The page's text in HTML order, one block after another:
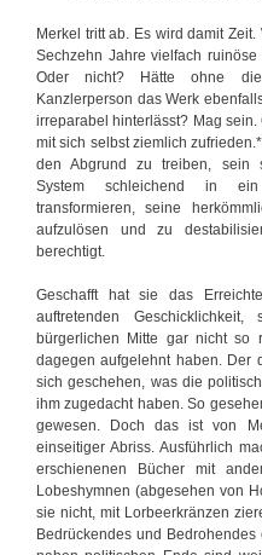
S
ö
d
e
r
Merkel tritt ab. Es wird damit
Sechzehn Jahre vielfach
Oder nicht? Hätte ohne
Kanzlerperson das Werk
irreparabel hinterlässt? Mag
mit sich selbst ziemlich zufrieden.*
den Abgrund zu treiben, sein
System schleichend in ein
transformieren, seine
aufzulösen und zu
berechtigt.
Geschafft hat sie das
auftretenden
bürgerlichen Mitte gar nicht so
dagegen aufgelehnt haben. Der
sich geschehen, was die
ihm zugedacht haben. So
gewesen. Doch das ist von
einseitiger Abriss. Ausführlich
erschienenen Bücher mit
Lobeshymnen (abgesehen von
sie nicht, mit Lorbeerkränzen
Bedrückendes und